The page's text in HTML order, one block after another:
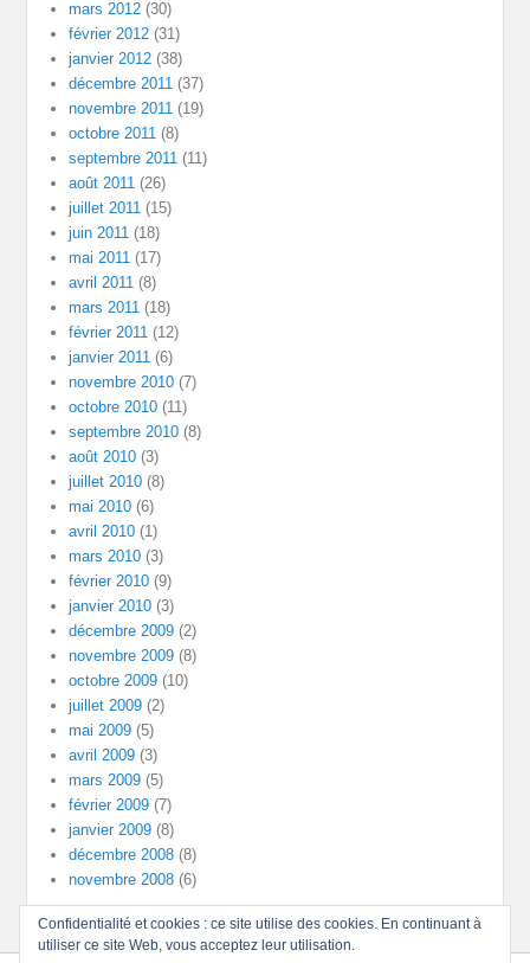
mars 2012 (30)
février 2012 (31)
janvier 2012 (38)
décembre 2011 (37)
novembre 2011 (19)
octobre 2011 (8)
septembre 2011 (11)
août 2011 (26)
juillet 2011 (15)
juin 2011 (18)
mai 2011 (17)
avril 2011 (8)
mars 2011 (18)
février 2011 (12)
janvier 2011 (6)
novembre 2010 (7)
octobre 2010 (11)
septembre 2010 (8)
août 2010 (3)
juillet 2010 (8)
mai 2010 (6)
avril 2010 (1)
mars 2010 (3)
février 2010 (9)
janvier 2010 (3)
décembre 2009 (2)
novembre 2009 (8)
octobre 2009 (10)
juillet 2009 (2)
mai 2009 (5)
avril 2009 (3)
mars 2009 (5)
février 2009 (7)
janvier 2009 (8)
décembre 2008 (8)
novembre 2008 (6)
Confidentialité et cookies : ce site utilise des cookies. En continuant à
utiliser ce site Web, vous acceptez leur utilisation.